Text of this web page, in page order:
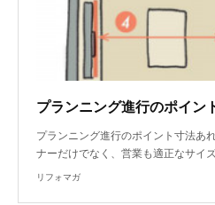
プランニング進行のポイン
プランニング進行のポイント寸法
ナーだけでなく、営業も適正なサイ
リフォマガ